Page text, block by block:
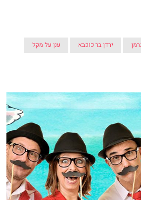
ירדן בר כוכבא
ענן על מקל